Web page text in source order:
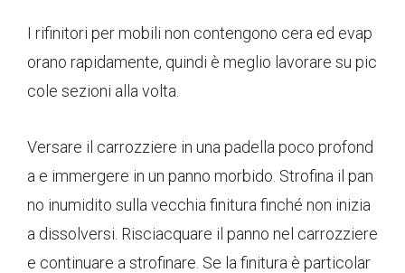
I rifinitori per mobili non contengono cera ed evap
orano rapidamente, quindi è meglio lavorare su pic
cole sezioni alla volta.
Versare il carrozziere in una padella poco profond
a e immergere in un panno morbido. Strofina il pan
no inumidito sulla vecchia finitura finché non inizia
a dissolversi. Risciacquare il panno nel carrozziere
e continuare a strofinare. Se la finitura è particolar